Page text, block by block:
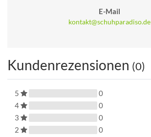
E-Mail
kontakt@schuhparadiso.de
Kundenrezensionen (0)
5
0
4
0
3
0
2
0